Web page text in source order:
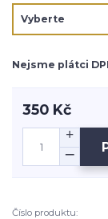
Nejsme plátci
350 Kč
Číslo produktu: